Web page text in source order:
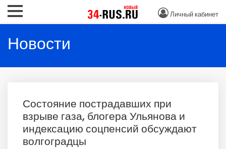
Новости
Состояние пострадавших при
взрыве газа, блогера Ульянова и
индексацию соцпенсий обсуждают
волгоградцы
Личный кабинет